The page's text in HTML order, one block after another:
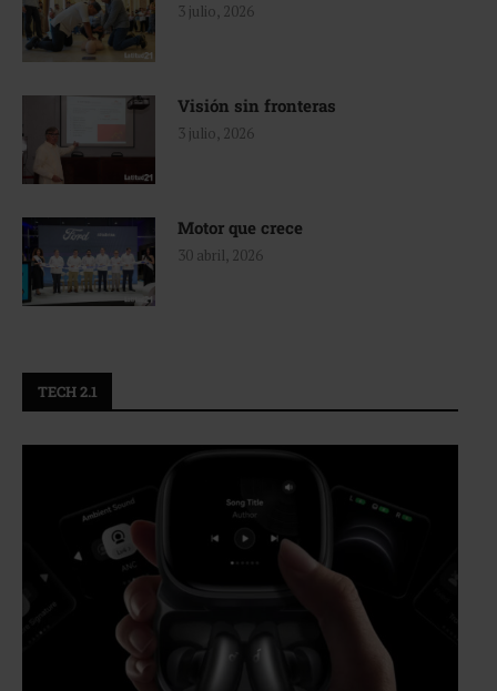
3 julio, 2026
Visión sin fronteras
3 julio, 2026
Motor que crece
30 abril, 2026
TECH 2.1